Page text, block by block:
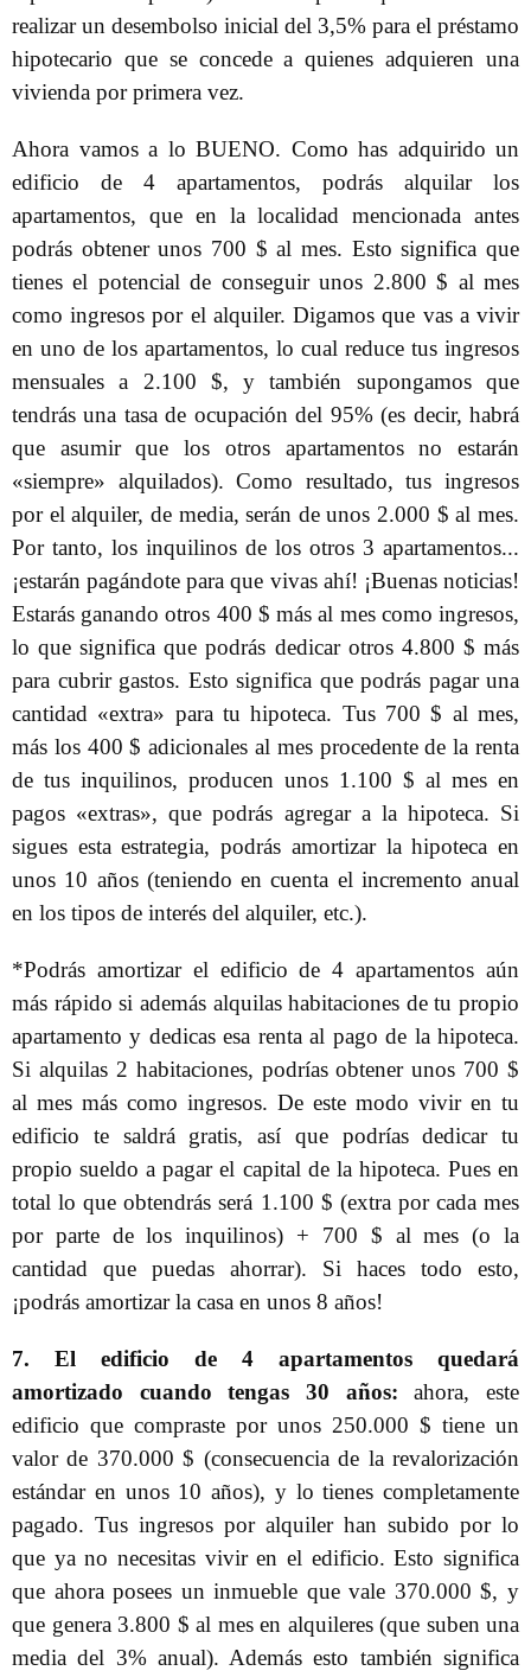
realizar un desembolso inicial del 3,5% para el préstamo
hipotecario que se concede a quienes adquieren una
vivienda por primera vez.
Ahora vamos a lo BUENO. Como has adquirido un
edificio de 4 apartamentos, podrás alquilar los
apartamentos, que en la localidad mencionada antes
podrás obtener unos 700 $ al mes. Esto significa que
tienes el potencial de conseguir unos 2.800 $ al mes
como ingresos por el alquiler. Digamos que vas a vivir
en uno de los apartamentos, lo cual reduce tus ingresos
mensuales a 2.100 $, y también supongamos que
tendrás una tasa de ocupación del 95% (es decir, habrá
que asumir que los otros apartamentos no estarán
«siempre» alquilados). Como resultado, tus ingresos
por el alquiler, de media, serán de unos 2.000 $ al mes.
Por tanto, los inquilinos de los otros 3 apartamentos...
¡estarán pagándote para que vivas ahí! ¡Buenas noticias!
Estarás ganando otros 400 $ más al mes como ingresos,
lo que significa que podrás dedicar otros 4.800 $ más
para cubrir gastos. Esto significa que podrás pagar una
cantidad «extra» para tu hipoteca. Tus 700 $ al mes,
más los 400 $ adicionales al mes procedente de la renta
de tus inquilinos, producen unos 1.100 $ al mes en
pagos «extras», que podrás agregar a la hipoteca. Si
sigues esta estrategia, podrás amortizar la hipoteca en
unos 10 años (teniendo en cuenta el incremento anual
en los tipos de interés del alquiler, etc.).
*Podrás amortizar el edificio de 4 apartamentos aún
más rápido si además alquilas habitaciones de tu propio
apartamento y dedicas esa renta al pago de la hipoteca.
Si alquilas 2 habitaciones, podrías obtener unos 700 $
al mes más como ingresos. De este modo vivir en tu
edificio te saldrá gratis, así que podrías dedicar tu
propio sueldo a pagar el capital de la hipoteca. Pues en
total lo que obtendrás será 1.100 $ (extra por cada mes
por parte de los inquilinos) + 700 $ al mes (o la
cantidad que puedas ahorrar). Si haces todo esto,
¡podrás amortizar la casa en unos 8 años!
7. El edificio de 4 apartamentos quedará
amortizado cuando tengas 30 años: ahora, este
edificio que compraste por unos 250.000 $ tiene un
valor de 370.000 $ (consecuencia de la revalorización
estándar en unos 10 años), y lo tienes completamente
pagado. Tus ingresos por alquiler han subido por lo
que ya no necesitas vivir en el edificio. Esto significa
que ahora posees un inmueble que vale 370.000 $, y
que genera 3.800 $ al mes en alquileres (que suben una
media del 3% anual). Además esto también significa